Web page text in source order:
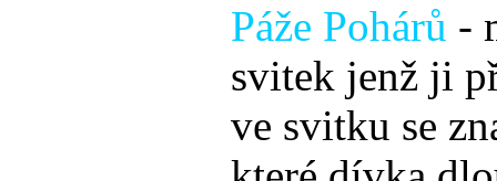
Páže Pohárů -
svitek jenž ji
ve svitku se